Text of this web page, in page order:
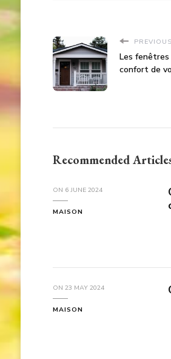
Les fenêtres
confort de
Recommended
ON 6 JUNE 2024
MAISON
ON 23 MAY 2024
MAISON